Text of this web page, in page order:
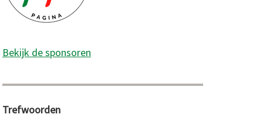
Bekijk de sponsoren
Trefwoorden